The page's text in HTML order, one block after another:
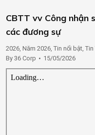
CBTT vv Công nhận
các đương sự
2026, Năm 2026, Tin nổi bật,
By 36 Corp 15/05/2026